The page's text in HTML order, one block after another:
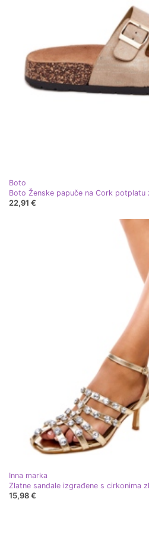
Boto
Boto Ženske papuče na Cork potplatu
22,91 €
Inna marka
Zlatne sandale izgrađene s cirkonima
15,98 €